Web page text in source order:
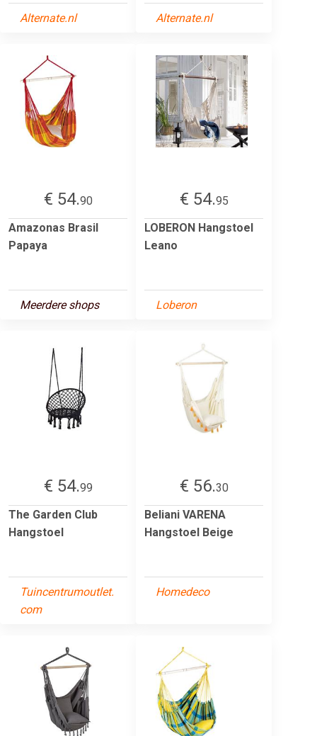
Alternate.nl Alternate.nl
€ 54.90
Amazonas Brasil
Papaya
Meerdere shops
€ 54.95
LOBERON Hangstoel
Leano
Loberon
€ 54.99
The Garden Club
Hangstoel
Tuincentrumoutlet.
com
€ 56.30
Beliani VARENA
Hangstoel Beige
Homedeco